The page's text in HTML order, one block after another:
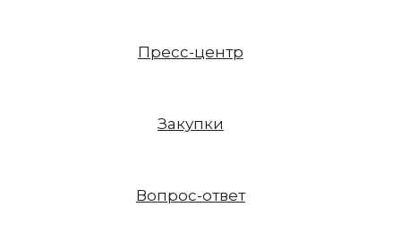
Пресс-центр
Закупки
Вопрос-ответ